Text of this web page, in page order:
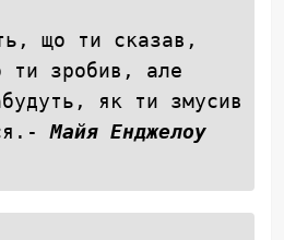
що ти сказав,
ти зробив, але
як ти змусив
Майя Енджелоу